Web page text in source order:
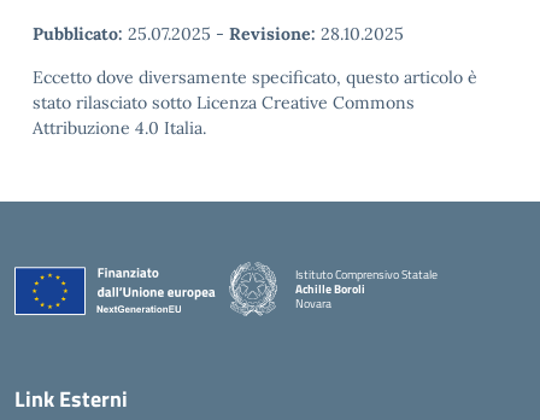
Pubblicato: 25.07.2025 - Revisione: 28.10.2025
Eccetto dove diversamente specificato, questo articolo è
stato rilasciato sotto Licenza Creative Commons
Attribuzione 4.0 Italia.
Istituto Comprensivo Statale
Achille Boroli
Novara
Link Esterni